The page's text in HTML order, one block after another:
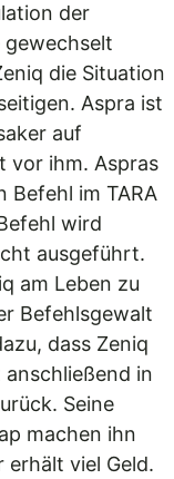
der
gewechselt
die Situation
Aspra ist
auf
vor ihm. Aspras
Befehl im TARA
wird
ausgeführt.
am Leben zu
Befehlsgewalt
dass Zeniq
in
Seine
machen ihn
erhält viel Geld.